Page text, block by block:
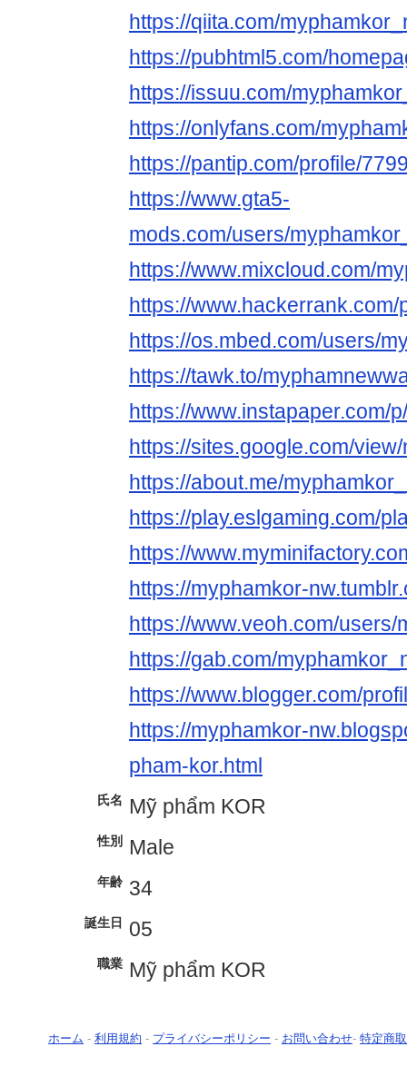
https://qiita.com/
https://pubhtml5.com/
https://issuu.com/
https://onlyfans.com/
https://pantip.com/profile/
https://www.gta5-
mods.com/users/
https://www.mixcloud.com/
https://
https://os.mbed.com/users/
https://tawk.to/
https://www.instapaper.com/
https://sites.google.com/
https://about.me/
https://play.eslgaming.com/
https://
https://myphamkor-
https://www.veoh.com/
https://gab.com/
https://www.blogger.com/
https://myphamkor-
pham-kor.html
氏名 Mỹ phẩm KOR
性別 Male
年齢 34
誕生日 05
職業 Mỹ phẩm KOR
ホーム - 利用規約 - プライバシーポリシー - お問い合わせ- 特定商